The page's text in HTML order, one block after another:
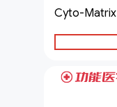
Cyto-Matrix